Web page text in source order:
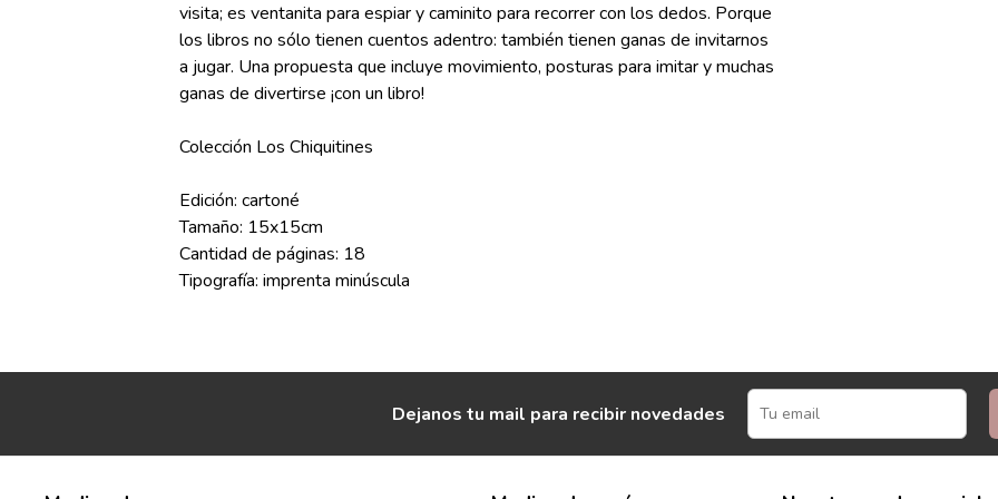
visita; es ventanita para espiar y caminito para recorrer con los dedos. Porque
los libros no sólo tienen cuentos adentro: también tienen ganas de invitarnos
a jugar. Una propuesta que incluye movimiento, posturas para imitar y muchas
ganas de divertirse ¡con un libro!
Colección Los Chiquitines
Edición: cartoné
Tamaño: 15x15cm
Cantidad de páginas: 18
Tipografía: imprenta minúscula
Dejanos tu mail para recibir novedades